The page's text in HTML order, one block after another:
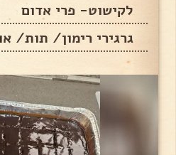
לקישוט- פרי אדום
גרגירי רימון/ תות/